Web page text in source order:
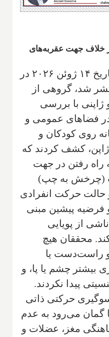
خلاف جهت عقربه‌های
طبق مطالعه‌ای که در تاریخ ۱۴ ژوئن ۲۰۲۶ در
شد، گروهی از
ژاپنی با بررسی
فضاهای عمومی و
روی کودکان و
ژاپن، کشف کردند که
راه رفتن در جهت
(چرخش به چپ)
حالت حرکت انفرادی
پیشین مبنی
از پویایی
محققان هیچ
و راست‌دست یا
بیشتر چشم یا پا، و
پیدا نکردند.
حرکتی ذاتی
گمان می‌رود به عدم
مغز، عضلات و